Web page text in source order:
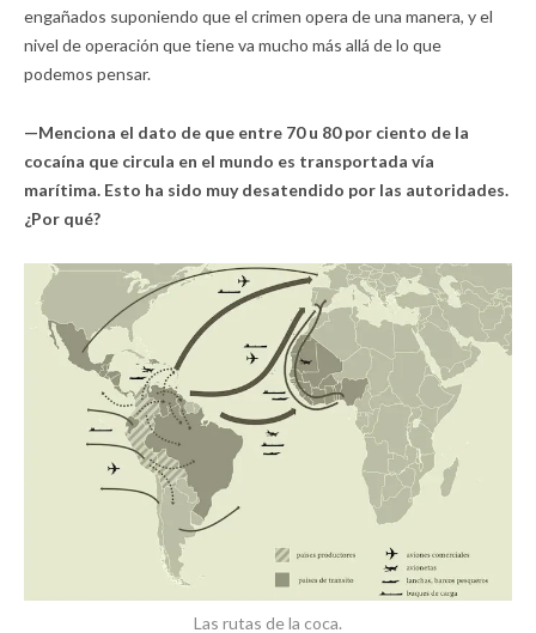
engañados suponiendo que el crimen opera de una manera, y el
nivel de operación que tiene va mucho más allá de lo que
podemos pensar.
—Menciona el dato de que entre 70 u 80 por ciento de la
cocaína que circula en el mundo es transportada vía
marítima. Esto ha sido muy desatendido por las autoridades.
¿Por qué?
Las rutas de la coca.